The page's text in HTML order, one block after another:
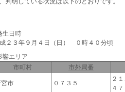
生日時
２３年９月４日（日） ０時４０分頃
響エリア
市町村
市外局番
宮市 ０７３５
２
４７